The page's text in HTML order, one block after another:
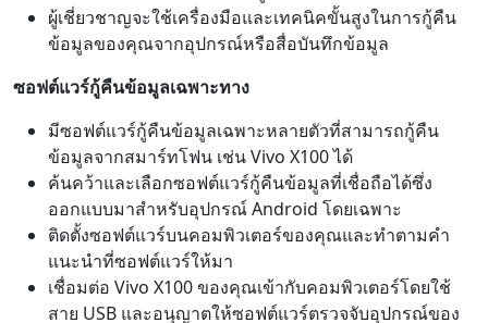
ผู้เชี่ยวชาญจะใช้เครื่องมือและเทคนิคขั้นสูงในการกู้คืน
ข้อมูลของคุณจากอุปกรณ์หรือสื่อบันทึกข้อมูล
ซอฟต์แวร์กู้คืนข้อมูลเฉพาะทาง
มีซอฟต์แวร์กู้คืนข้อมูลเฉพาะหลายตัวที่สามารถกู้คืน
ข้อมูลจากสมาร์ทโฟน เช่น Vivo X100 ได้
ค้นคว้าและเลือกซอฟต์แวร์กู้คืนข้อมูลที่เชื่อถือได้ซึ่ง
ออกแบบมาสำหรับอุปกรณ์ Android โดยเฉพาะ
ติดตั้งซอฟต์แวร์บนคอมพิวเตอร์ของคุณและทำตามคำ
แนะนำที่ซอฟต์แวร์ให้มา
เชื่อมต่อ Vivo X100 ของคุณเข้ากับคอมพิวเตอร์โดยใช้
สาย USB และอนุญาตให้ซอฟต์แวร์ตรวจจับอุปกรณ์ของ